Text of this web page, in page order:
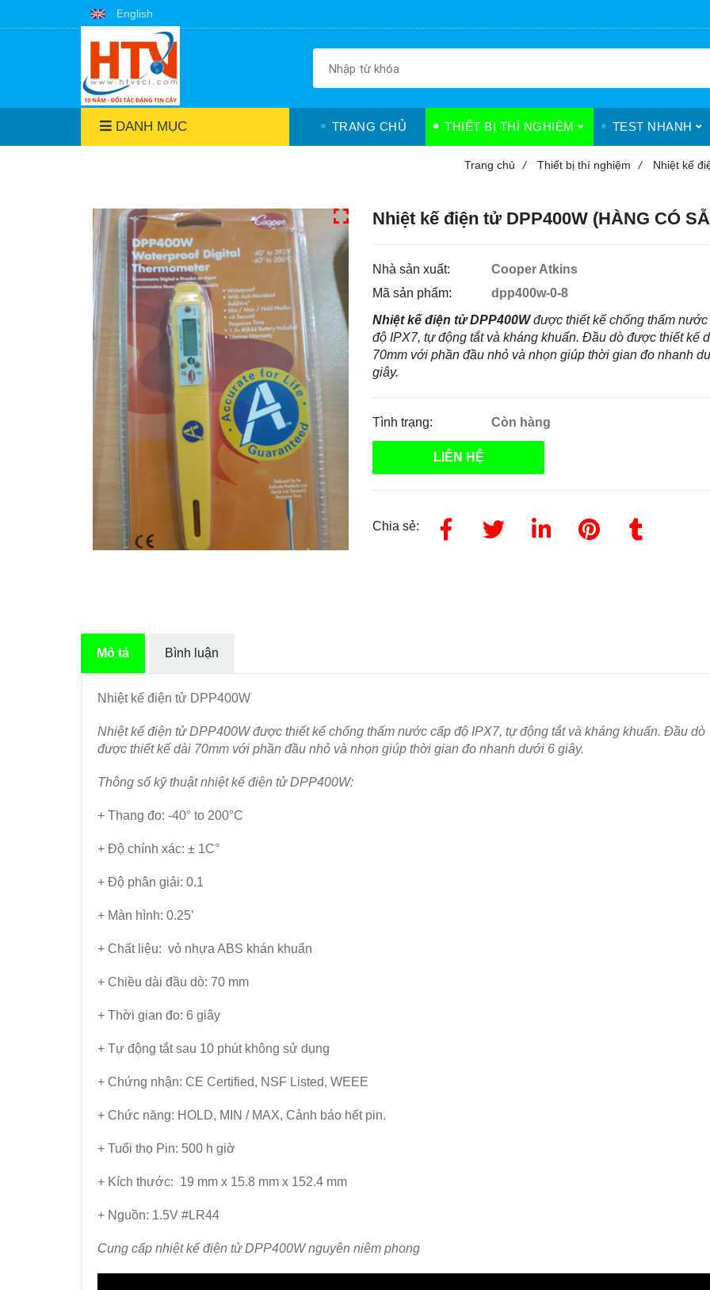
English
DANH MỤC TRANG CHỦ THIẾT BỊ THÍ NGHIỆM TEST NHANH
Trang chủ / Thiết bị thí nghiệm / Nhiệt kế
Nhiệt kế điện tử DPP400W (HÀNG CÓ
Nhà sản xuất:
Cooper Atkins
Mã sản phẩm:
dpp400w-0-8
Nhiệt kế điện tử DPP400Wđược thiết kế chống thấm nước
độ IPX7, tự động tắt và kháng khuẩn. Đầu dò được thiết kế
70mm với phần đầu nhỏ và nhọn giúp thời gian đo nhanh
giây.
Tình trạng: Còn hàng
LIÊN HỆ
Chia sẻ:
Mô tả Bình luận
Nhiệt kế điện tử DPP400W
Nhiệt kế điện tử DPP400W được thiết kế chống thấm nước cấp độ IPX7, tự động tắt và kháng khuẩn. Đầu dò
được thiết kế dài 70mm với phần đầu nhỏ và nhọn giúp thời gian đo nhanh dưới 6 giây.
Thông số kỹ thuật nhiệt kế điện tử DPP400W:
+ Thang đo: -40° to 200°C
+ Độ chính xác: ± 1C°
+ Độ phân giải: 0.1
+ Màn hình: 0.25’
+ Chất liệu: vỏ nhựa ABS khán khuẩn
+ Chiều dài đầu dò: 70 mm
+ Thời gian đo: 6 giây
+ Tự động tắt sau 10 phút không sử dụng
+ Chứng nhận: CE Certified, NSF Listed, WEEE
+ Chức năng: HOLD, MIN / MAX, Cảnh báo hết pin.
+ Tuổi thọ Pin: 500 h giờ
+ Kích thước: 19 mm x 15.8 mm x 152.4 mm
+ Nguồn: 1.5V #LR44
Cung cấp nhiệt kế điện tử DPP400W nguyên niêm phong